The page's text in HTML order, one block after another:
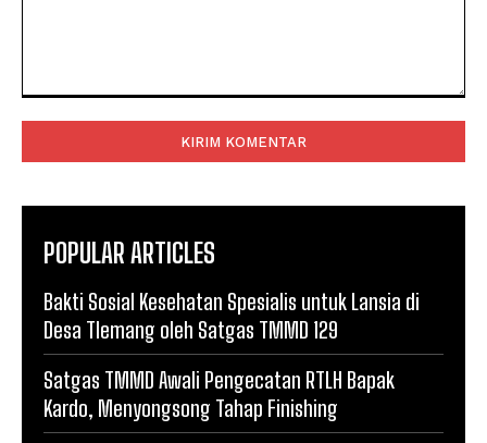
POPULAR ARTICLES
Bakti Sosial Kesehatan Spesialis untuk Lansia di
Desa Tlemang oleh Satgas TMMD 129
Satgas TMMD Awali Pengecatan RTLH Bapak
Kardo, Menyongsong Tahap Finishing